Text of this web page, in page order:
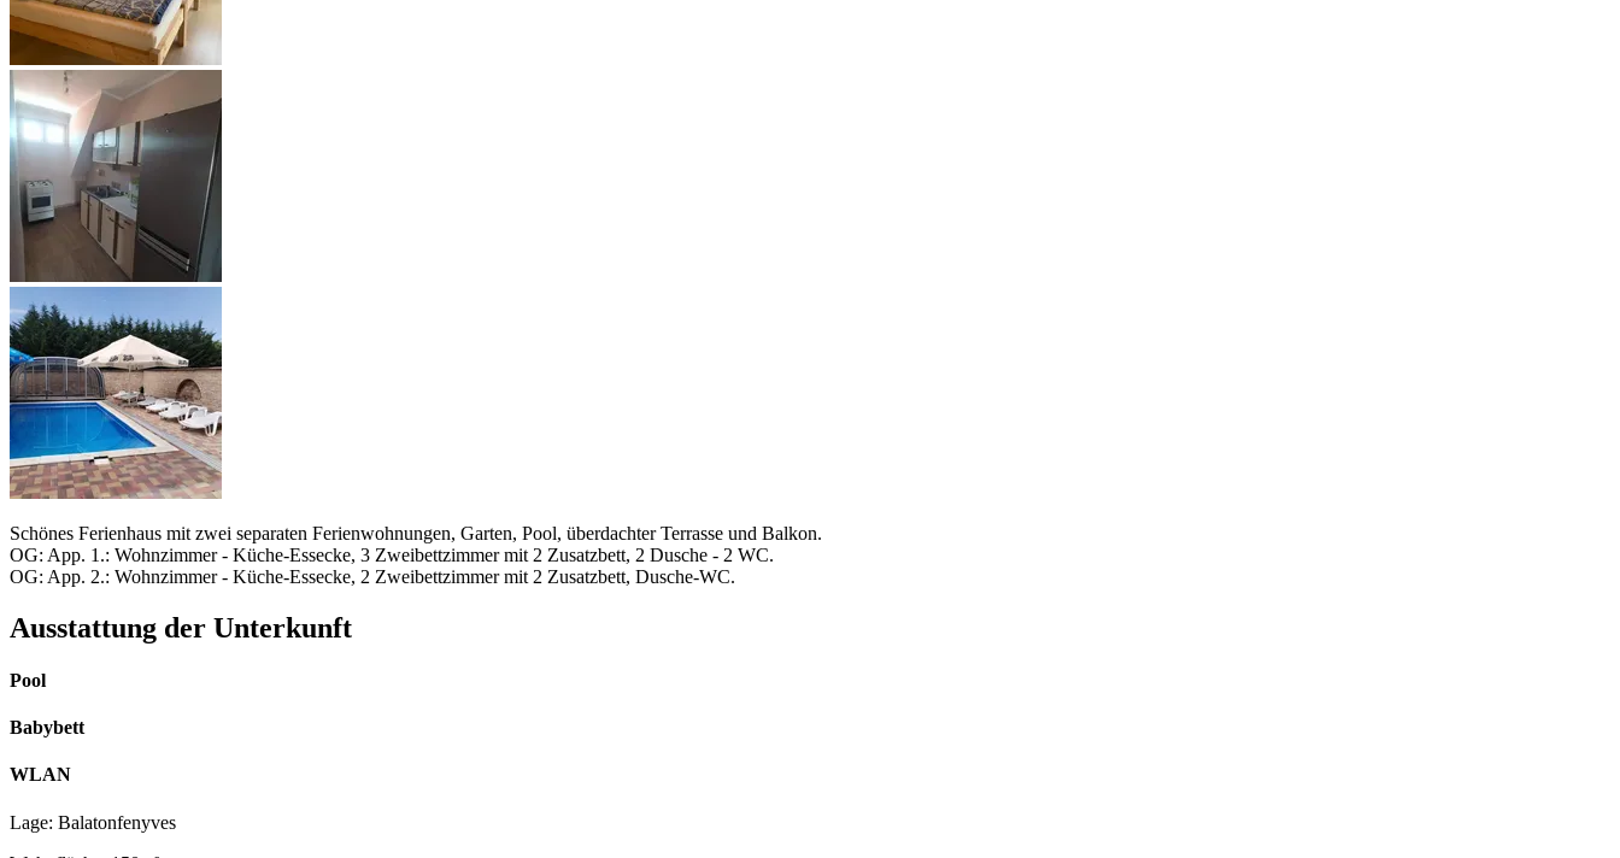
Schönes Ferienhaus mit zwei separaten Ferienwohnungen, Garten, Pool, überdachter Terrasse und Balkon.
OG: App. 1.: Wohnzimmer - Küche-Essecke, 3 Zweibettzimmer mit 2 Zusatzbett, 2 Dusche - 2 WC.
OG: App. 2.: Wohnzimmer - Küche-Essecke, 2 Zweibettzimmer mit 2 Zusatzbett, Dusche-WC.
Ausstattung der Unterkunft
Pool
Babybett
WLAN
Lage: Balatonfenyves